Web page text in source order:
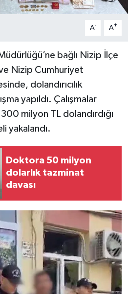
A- A+
bağlı Nizip İlçe
Nizip Cumhuriyet
dolandırıcılık
yapıldı. Çalışmalar
milyon TL dolandırdığı
yakalandı.
Doktora 50 milyon
dolarlık tazminat
davası